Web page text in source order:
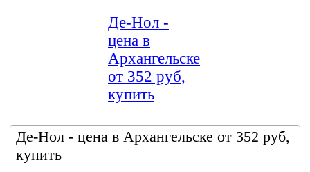
Де-Нол -
цена в
Архангельске
от 352 руб,
купить
Де-Нол - цена в Архангельске от 352 руб,
купить